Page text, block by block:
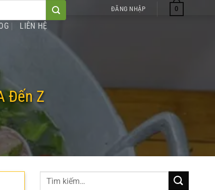
ĐĂNG NHẬP 0
LIÊN HỆ
Đến Z